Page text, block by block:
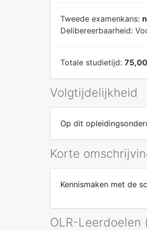
Tweede examenkans:
Delibereerbaarheid:
Totale studietijd:
Volgtijdelijkheid
Op dit
Korte
Kennismaken met de
OLR-Leerdoelen